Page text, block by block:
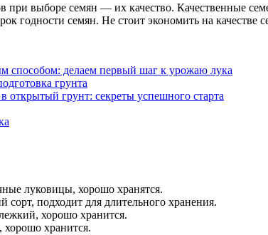
выборе семян — их качество. Качественные
годности семян. Не стоит экономить на
способом: делаем первый шаг к урожаю лука
грунта
открытый грунт: секреты успешного старта
луковицы, хорошо хранятся.
сорт, подходит для длительного хранения.
хорошо хранится.
хранится.